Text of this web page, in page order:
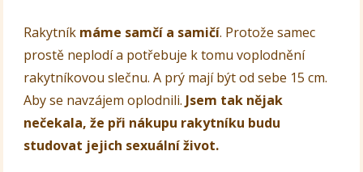
Rakytník máme samčí a samičí. Protože samec
prostě neplodí a potřebuje k tomu voplodnění
rakytníkovou slečnu. A prý mají být od sebe 15 cm.
Aby se navzájem oplodnili. Jsem tak nějak
nečekala, že při nákupu rakytníku budu
studovat jejich sexuální život.